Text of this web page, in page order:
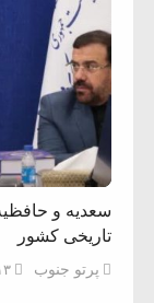
سعدیه و
تاریخی کشور
پرتو جنوب